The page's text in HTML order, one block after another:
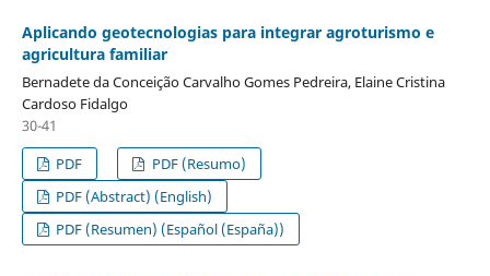
Aplicando geotecnologias para integrar agroturismo e
agricultura familiar
Bernadete da Conceição Carvalho Gomes Pedreira, Elaine Cristina
Cardoso Fidalgo
30-41
PDF
PDF (Resumo)
PDF (Abstract) (English)
PDF (Resumen) (Español (España))